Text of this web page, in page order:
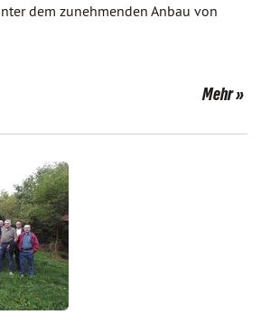
dem zunehmenden Anbau von
Mehr